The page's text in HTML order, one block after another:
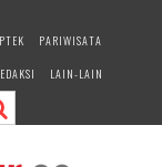
PARIWISATA
LAIN-LAIN